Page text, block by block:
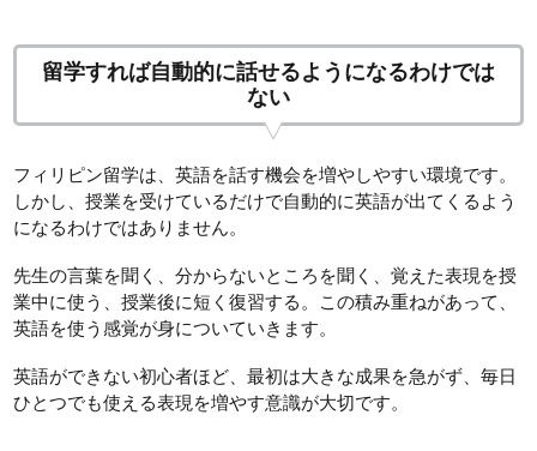
留学すれば自動的に話せるようになるわけでは
ない
フィリピン留学は、英語を話す機会を増やしやすい環境です。
しかし、授業を受けているだけで自動的に英語が出てくるよう
になるわけではありません。
先生の言葉を聞く、分からないところを聞く、覚えた表現を授
業中に使う、授業後に短く復習する。この積み重ねがあって、
英語を使う感覚が身についていきます。
英語ができない初心者ほど、最初は大きな成果を急がず、毎日
ひとつでも使える表現を増やす意識が大切です。